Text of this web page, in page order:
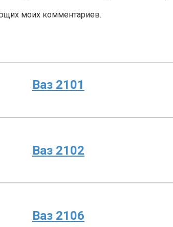
моих комментариев.
Ваз 2101
Ваз 2102
Ваз 2106